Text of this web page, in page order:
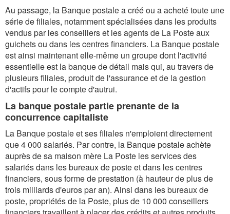
Au passage, la Banque postale a créé ou a acheté toute une
série de filiales, notamment spécialisées dans les produits
vendus par les conseillers et les agents de La Poste aux
guichets ou dans les centres financiers. La Banque postale
est ainsi maintenant elle-même un groupe dont l'activité
essentielle est la banque de détail mais qui, au travers de
plusieurs filiales, produit de l'assurance et de la gestion
d'actifs pour le compte d'autrui.
La banque postale partie prenante de la
concurrence capitaliste
La Banque postale et ses filiales n'emploient directement
que 4 000 salariés. Par contre, la Banque postale achète
auprès de sa maison mère La Poste les services des
salariés dans les bureaux de poste et dans les centres
financiers, sous forme de prestation (à hauteur de plus de
trois milliards d'euros par an). Ainsi dans les bureaux de
poste, propriétés de la Poste, plus de 10 000 conseillers